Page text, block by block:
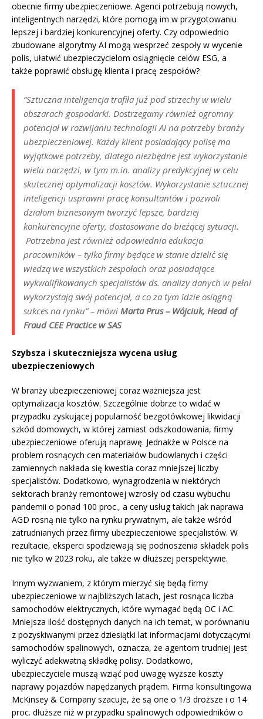
obecnie firmy ubezpieczeniowe. Agenci potrzebują nowych,
inteligentnych narzędzi, które pomogą im w przygotowaniu
lepszej i bardziej konkurencyjnej oferty. Czy odpowiednio
zbudowane algorytmy AI mogą wesprzeć zespoły w wycenie
polis, ułatwić ubezpieczycielom osiągnięcie celów ESG, a
także poprawić obsługę klienta i pracę zespołów?
“Sztuczna inteligencja trafiła już pod strzechy w wielu
obszarach gospodarki. Dostrzegamy również ogromny
potencjał w rozwijaniu technologii AI na potrzeby branży
ubezpieczeniowej. Każdy klient posiadający polisę ma
wyjątkowe potrzeby, dlatego niezbędne jest wykorzystanie
wielu narzędzi, w tym m.in. analizy predykcyjnej w celu
skutecznej optymalizacji kosztów. Wykorzystanie sztucznej
inteligencji usprawni pracę konsultantów i pozwoli
działom biznesowym tworzyć lepsze, bardziej
konkurencyjne oferty, dostosowane do bieżącej sytuacji.
Potrzebna jest również odpowiednia edukacja
pracowników – tylko firmy będące w stanie dzielić się
wiedzą we wszystkich zespołach oraz posiadające
wykwalifikowanych specjalistów ds. analizy danych w pełni
wykorzystają swój potencjał, a co za tym idzie osiągną
sukces na rynku” – mówi Marta Prus – Wójciuk, Head of
Fraud CEE Practice w SAS
Szybsza i skuteczniejsza wycena usług
ubezpieczeniowych
W branży ubezpieczeniowej coraz ważniejsza jest
optymalizacja kosztów. Szczególnie dobrze to widać w
przypadku zyskującej popularność bezgotówkowej likwidacji
szkód domowych, w której zamiast odszkodowania, firmy
ubezpieczeniowe oferują naprawę. Jednakże w Polsce na
problem rosnących cen materiałów budowlanych i części
zamiennych nakłada się kwestia coraz mniejszej liczby
specjalistów. Dodatkowo, wynagrodzenia w niektórych
sektorach branży remontowej wzrosły od czasu wybuchu
pandemii o ponad 100 proc., a ceny usług takich jak naprawa
AGD rosną nie tylko na rynku prywatnym, ale także wśród
zatrudnianych przez firmy ubezpieczeniowe specjalistów. W
rezultacie, eksperci spodziewają się podnoszenia składek polis
nie tylko w 2023 roku, ale także w dłuższej perspektywie.
Innym wyzwaniem, z którym mierzyć się będą firmy
ubezpieczeniowe w najbliższych latach, jest rosnąca liczba
samochodów elektrycznych, które wymagać będą OC i AC.
Mniejsza ilość dostępnych danych na ich temat, w porównaniu
z pozyskiwanymi przez dziesiątki lat informacjami dotyczącymi
samochodów spalinowych, oznacza, że agentom trudniej jest
wyliczyć adekwatną składkę polisy. Dodatkowo,
ubezpieczyciele muszą wziąć pod uwagę wyższe koszty
naprawy pojazdów napędzanych prądem. Firma konsultingowa
McKinsey & Company szacuje, że są one o 1/3 droższe i o 14
proc. dłuższe niż w przypadku spalinowych odpowiedników o